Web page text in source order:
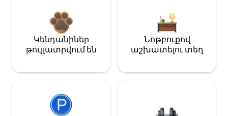
Կենդանիներ
թույլատրվում են
Նոթբուքով
աշխատելու տեղ